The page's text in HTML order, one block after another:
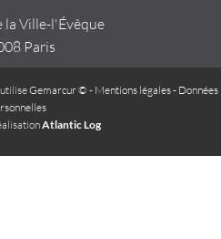
la Ville-l'Évêque
Paris
Gemarcur © - Mentions légales- Données
Atlantic Log